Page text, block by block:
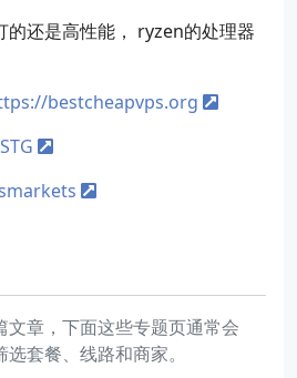
的还是高性能， ryzen的处理器
bestcheapvps.org
文章，下面这些专题页通常会
套餐、线路和商家。